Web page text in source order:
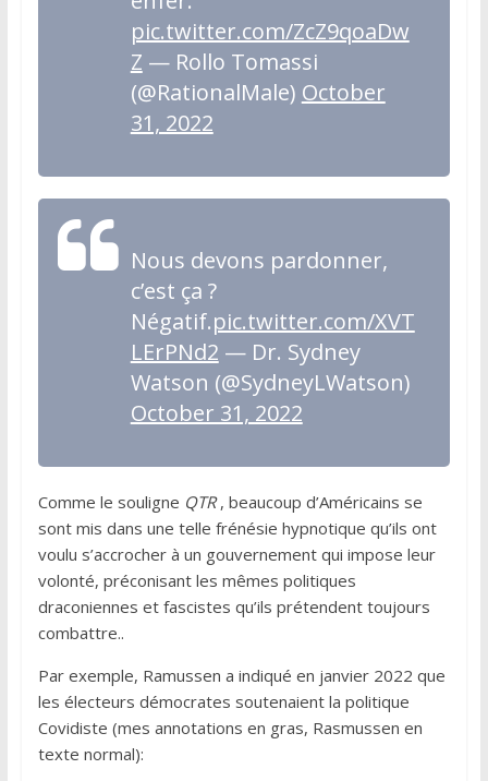
pic.twitter.com/ZcZ9qoaDw
Z — Rollo Tomassi
(@RationalMale) October
31, 2022
Nous devons pardonner,
c’est ça ?
Négatif.pic.twitter.com/XVT
LErPNd2 — Dr. Sydney
Watson (@SydneyLWatson)
October 31, 2022
Comme le souligne QTR, beaucoup d’Américains se
sont mis dans une telle frénésie hypnotique qu’ils ont
voulu s’accrocher à un gouvernement qui impose leur
volonté, préconisant les mêmes politiques
draconiennes et fascistes qu’ils prétendent toujours
combattre..
Par exemple, Ramussen a indiqué en janvier 2022 que
les électeurs démocrates soutenaient la politique
Covidiste (mes annotations en gras, Rasmussen en
texte normal):